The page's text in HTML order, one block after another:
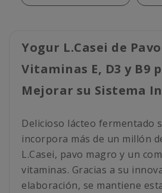
Yogur L.Casei de
Vitaminas E, D3 y B9
Mejorar su Sistema
Delicioso lácteo fermentado
incorpora más de un millón
L.Casei, pavo magro y un
vitaminas. Gracias a su
elaboración, se mantiene